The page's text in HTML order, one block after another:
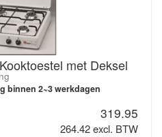
met Deksel
binnen 2~3 werkdagen
319.95
264.42 excl. BTW